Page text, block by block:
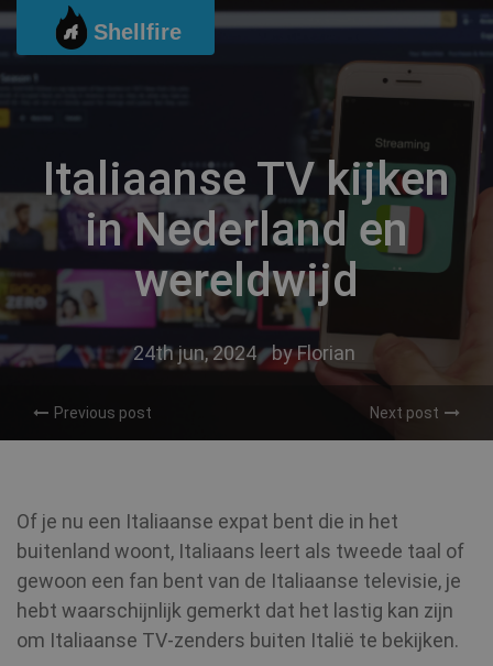
Shellfire
Ga
naar
de
inhoud
Italiaanse TV kijken
in Nederland en
wereldwijd
24th jun, 2024 byFlorian
Previous post Next post
Of je nu een Italiaanse expat bent die in het
buitenland woont, Italiaans leert als tweede taal of
gewoon een fan bent van de Italiaanse televisie, je
hebt waarschijnlijk gemerkt dat het lastig kan zijn
om Italiaanse TV-zenders buiten Italië te bekijken.